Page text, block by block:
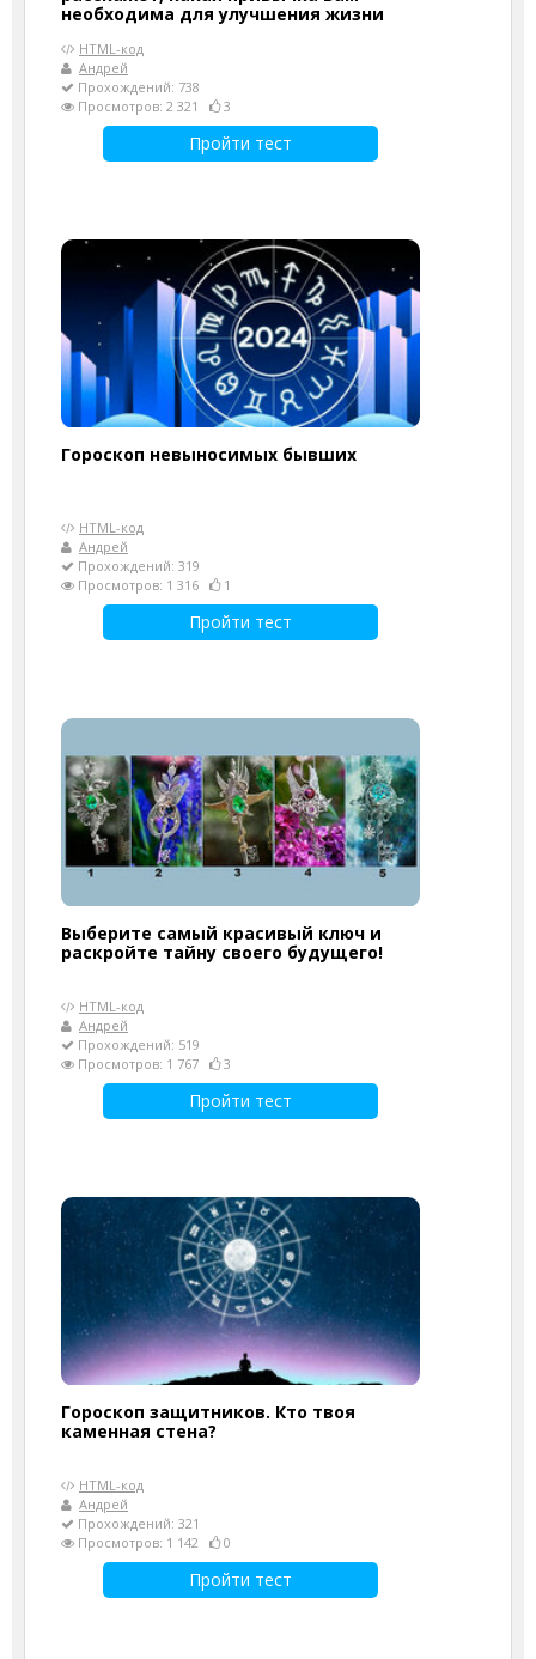
необходима для улучшения жизни
HTML-код
Андрей
Прохождений: 738
Просмотров: 2 321
3
Пройти тест
Гороскоп невыносимых бывших
HTML-код
Андрей
Прохождений: 319
Просмотров: 1 316
1
Пройти тест
Выберите самый красивый ключ и
раскройте тайну своего будущего!
HTML-код
Андрей
Прохождений: 519
Просмотров: 1 767
3
Пройти тест
Гороскоп защитников. Кто твоя
каменная стена?
HTML-код
Андрей
Прохождений: 321
Просмотров: 1 142
0
Пройти тест